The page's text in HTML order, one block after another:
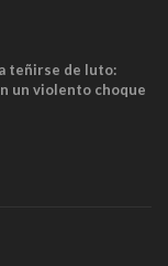
cabían por los
teñirse de luto:
un violento choque